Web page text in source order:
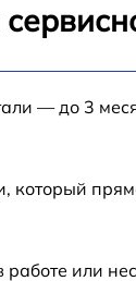
— до 3
который
или